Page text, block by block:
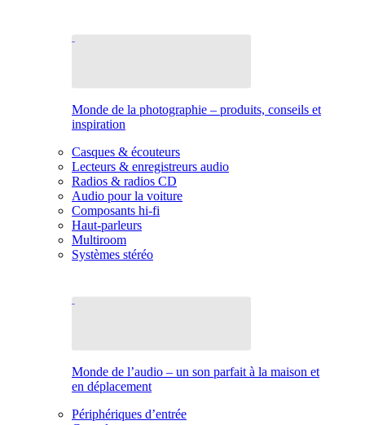
Monde de la photographie – produits, conseils et
inspiration
Casques & écouteurs
Lecteurs & enregistreurs audio
Radios & radios CD
Audio pour la voiture
Composants hi-fi
Haut-parleurs
Multiroom
Systèmes stéréo
Monde de l’audio – un son parfait à la maison et
en déplacement
Périphériques d’entrée